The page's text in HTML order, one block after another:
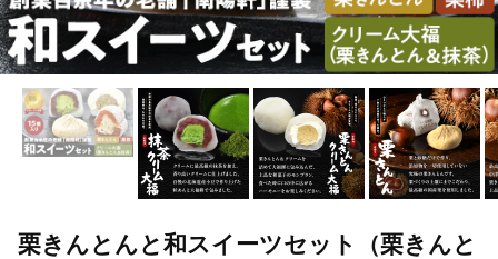
栗きんとんと和スイーツセット（栗きんと